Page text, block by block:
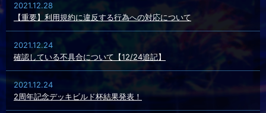
2021.12.28
【重要】利用規約に違反する行為への対応について
2021.12.24
確認している不具合について【12/24追記】
2021.12.24
2周年記念デッキビルド杯結果発表！